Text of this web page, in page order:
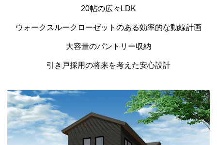
20帖の広々LDK
ウォークスルークローゼットのある効率的な動線計画
大容量のパントリー収納
引き戸採用の将来を考えた安心設計